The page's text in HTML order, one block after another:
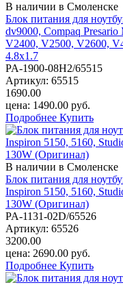
В наличии в Смоленске
Блок питания для
dv9000, Compaq
V2400, V2500, V2600,
4.8х1.7
PA-1900-08H2/65515
Артикул: 65515
1690.00
цена: 1490.00 руб.
Подробнее Купить
В наличии в Смоленске
Блок питания для
Inspiron 5150, 5160,
130W (Оригинал)
PA-1131-02D/65526
Артикул: 65526
3200.00
цена: 2690.00 руб.
Подробнее Купить